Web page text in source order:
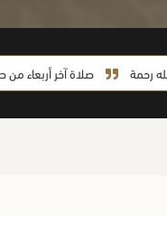
صلاة آخر أربعاء من صفر